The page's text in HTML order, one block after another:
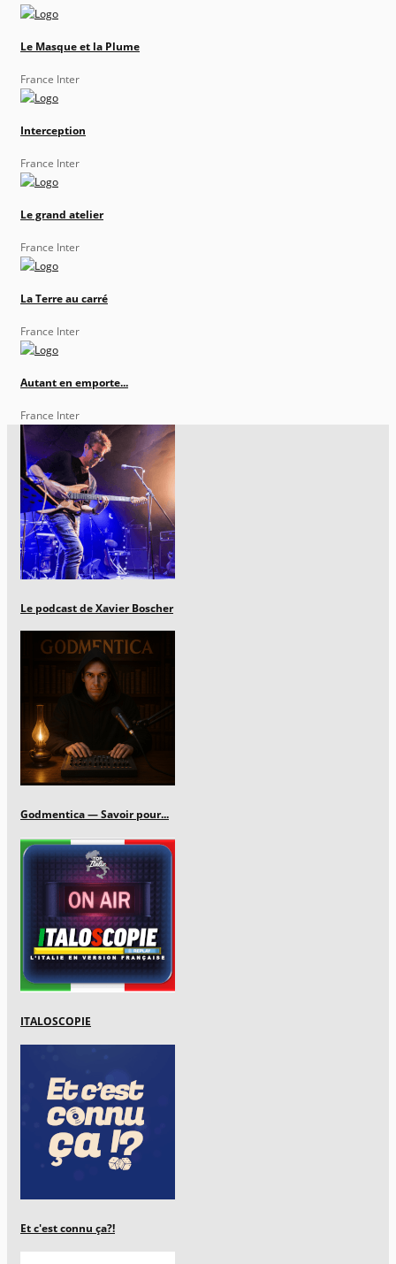
Le Masque et la Plume
France Inter
Interception
France Inter
Le grand atelier
France Inter
La Terre au carré
France Inter
Autant en emporte...
France Inter
Le podcast de Xavier Boscher
Godmentica — Savoir pour...
ITALOSCOPIE
Et c'est connu ça?!